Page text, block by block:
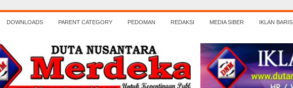
DOWNLOADS PARENT CATEGORY PEDOMAN REDAKSI MEDIA SIBER IKLAN BARIS